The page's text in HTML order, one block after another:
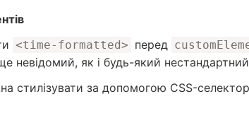
<time-formatted> перед
невідомий, як і будь-який нестандартний
стилізувати за допомогою CSS-